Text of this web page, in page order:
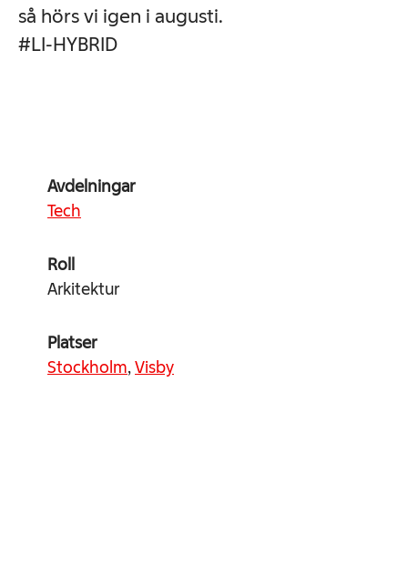
så hörs vi igen i augusti.
#LI-HYBRID
Avdelningar
Tech
Roll
Arkitektur
Platser
Stockholm,Visby